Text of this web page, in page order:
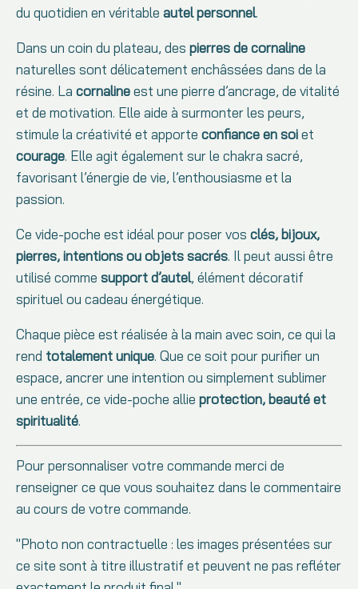
du quotidien en véritable autel personnel.
Dans un coin du plateau, des pierres de cornaline
naturelles sont délicatement enchâssées dans de la
résine. La cornalineest une pierre d’ancrage, de vitalité
et de motivation. Elle aide à surmonter les peurs,
stimule la créativité et apporte confiance en soiet
courage. Elle agit également sur le chakra sacré,
favorisant l’énergie de vie, l’enthousiasme et la
passion.
Ce vide-poche est idéal pour poser vos clés, bijoux,
pierres, intentions ou objets sacrés. Il peut aussi être
utilisé comme support d’autel, élément décoratif
spirituel ou cadeau énergétique.
Chaque pièce est réalisée à la main avec soin, ce qui la
rend totalement unique. Que ce soit pour purifier un
espace, ancrer une intention ou simplement sublimer
une entrée, ce vide-poche allie protection, beauté et
spiritualité.
Pour personnaliser votre commande merci de
renseigner ce que vous souhaitez dans le commentaire
au cours de votre commande.
"Photo non contractuelle : les images présentées sur
ce site sont à titre illustratif et peuvent ne pas refléter